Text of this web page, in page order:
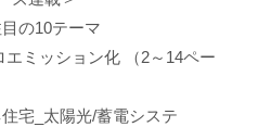
の10テーマ
ミッション化 （2～14ペー
宅_太陽光/蓄電システ